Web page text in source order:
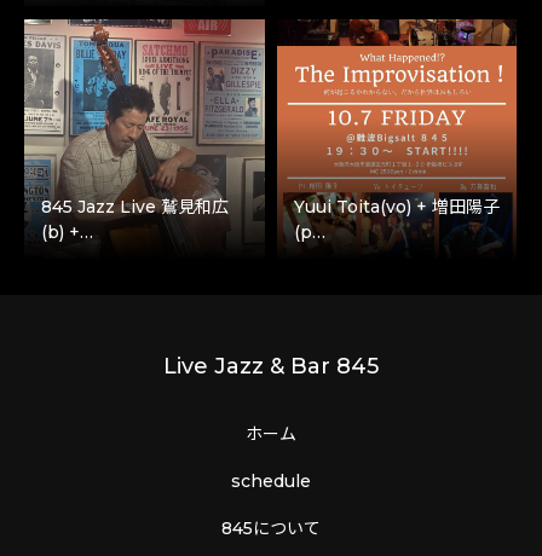
845 Jazz Live 鷲見和広
(b) +…
Yuui Toita(vo) + 増田陽子
(p…
Live Jazz & Bar 845
ホーム
schedule
845について